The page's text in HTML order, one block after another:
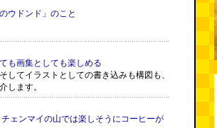
ウドンド」のこと
も画集としても楽しめる
てイラストとしての書き込みも構図も、
します。
ェンマイの山では楽しそうにコーヒーが